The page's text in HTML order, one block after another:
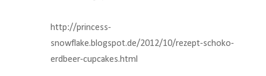
http://princess-
snowflake.blogspot.de/2012/10/rezept-schoko-
erdbeer-cupcakes.html